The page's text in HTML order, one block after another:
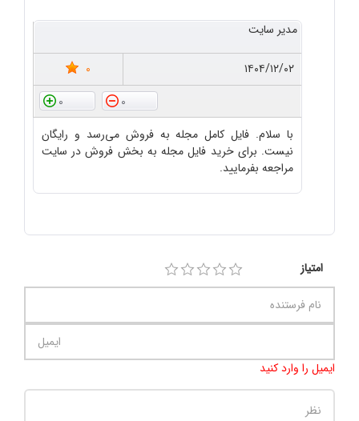
مدیر سایت
۱۴۰۴/۱۲/۰۲
0
0
0
با سلام. فایل کامل مجله به فروش می‌رسد و رایگان
نیست. برای خرید فایل مجله به بخش فروش در سایت
مراجعه بفرمایید.
امتیاز
ایمیل را وارد کنید